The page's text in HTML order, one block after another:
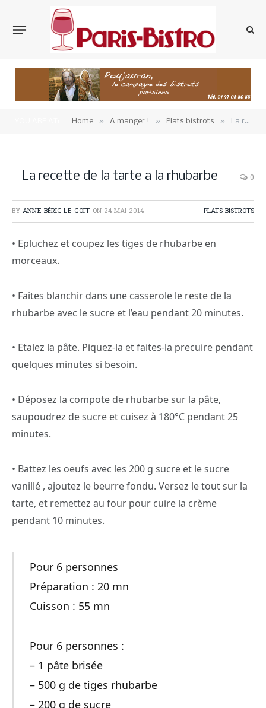
Home » A manger ! » Plats bistrots » La recette de la tarte a la rhubarbe
La recette de la tarte a la rhubarbe 0
BY ANNE BÉRIC LE GOFF ON 24 MAI 2014 PLATS BISTROTS
• Epluchez et coupez les tiges de rhubarbe en
morceaux.
• Faites blanchir dans une casserole le reste de la
rhubarbe avec le sucre et l’eau pendant 20 minutes.
• Etalez la pâte. Piquez-la et faites-la precuire pendant
quelques minutes si besoin.
• Déposez la compote de rhubarbe sur la pâte,
saupoudrez de sucre et cuisez à 180°C pendant 25
minutes.
• Battez les oeufs avec les 200 g sucre et le sucre
vanillé , ajoutez le beurre fondu. Versez le tout sur la
tarte, et remettez au four pour cuire la crème
pendant 10 minutes.
Pour 6 personnes
Préparation : 20 mn
Cuisson : 55 mn
Pour 6 personnes :
– 1 pâte brisée
– 500 g de tiges rhubarbe
– 200 g de sucre